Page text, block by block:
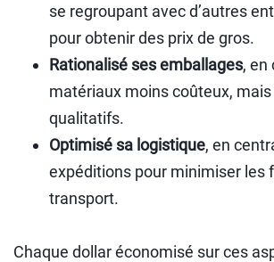
se regroupant avec d’autres
pour obtenir des prix de gros.
Rationalisé ses emballages, en
matériaux moins coûteux,
qualitatifs.
Optimisé sa logistique, en
expéditions pour minimiser les
transport.
Chaque dollar économisé sur ces